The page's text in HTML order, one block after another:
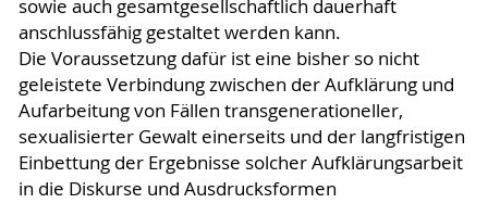
sowie auch gesamtgesellschaftlich dauerhaft
anschlussfähig gestaltet werden kann.
Die Voraussetzung dafür ist eine bisher so nicht
geleistete Verbindung zwischen der Aufklärung und
Aufarbeitung von Fällen transgenerationeller,
sexualisierter Gewalt einerseits und der langfristigen
Einbettung der Ergebnisse solcher Aufklärungsarbeit
in die Diskurse und Ausdrucksformen